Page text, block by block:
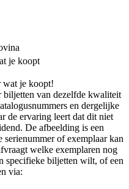
je koopt
wat je koopt!
van dezelfde kwaliteit
en dergelijke
de ervaring leert dat dit niet
De afbeelding is een
of exemplaar kan
welke exemplaren nog
specifieke biljetten wilt, of een
via: